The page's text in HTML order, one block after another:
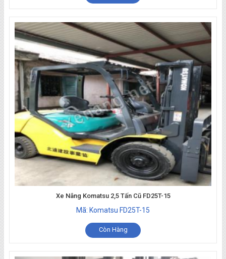
Xe Nâng Komatsu 2,5 Tấn Cũ FD25T-15
Mã: Komatsu FD25T-15
Còn Hàng